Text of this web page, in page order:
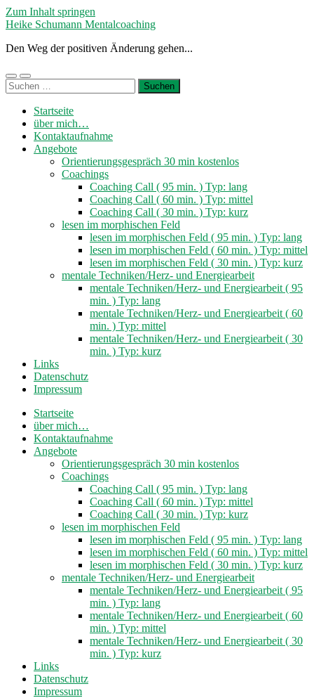
Zum Inhalt springen
Heike Schumann Mentalcoaching
Den Weg der positiven Änderung gehen...
Mobile-
Menü
Suchfeld
ein-/ausblenden
Suchen
nach:
Startseite
über mich…
Kontaktaufnahme
Angebote
Orientierungsgespräch 30 min kostenlos
Coachings
Coaching Call ( 95 min. ) Typ: lang
Coaching Call ( 60 min. ) Typ: mittel
Coaching Call ( 30 min. ) Typ: kurz
lesen im morphischen Feld
lesen im morphischen Feld ( 95 min. ) Typ: lang
lesen im morphischen Feld ( 60 min. ) Typ: mittel
lesen im morphischen Feld ( 30 min. ) Typ: kurz
mentale Techniken/Herz- und Energiearbeit
mentale Techniken/Herz- und Energiearbeit ( 95
min. ) Typ: lang
mentale Techniken/Herz- und Energiearbeit ( 60
min. ) Typ: mittel
mentale Techniken/Herz- und Energiearbeit ( 30
min. ) Typ: kurz
Links
Datenschutz
Impressum
Startseite
über mich…
Kontaktaufnahme
Angebote
Orientierungsgespräch 30 min kostenlos
Coachings
Coaching Call ( 95 min. ) Typ: lang
Coaching Call ( 60 min. ) Typ: mittel
Coaching Call ( 30 min. ) Typ: kurz
lesen im morphischen Feld
lesen im morphischen Feld ( 95 min. ) Typ: lang
lesen im morphischen Feld ( 60 min. ) Typ: mittel
lesen im morphischen Feld ( 30 min. ) Typ: kurz
mentale Techniken/Herz- und Energiearbeit
mentale Techniken/Herz- und Energiearbeit ( 95
min. ) Typ: lang
mentale Techniken/Herz- und Energiearbeit ( 60
min. ) Typ: mittel
mentale Techniken/Herz- und Energiearbeit ( 30
min. ) Typ: kurz
Links
Datenschutz
Impressum